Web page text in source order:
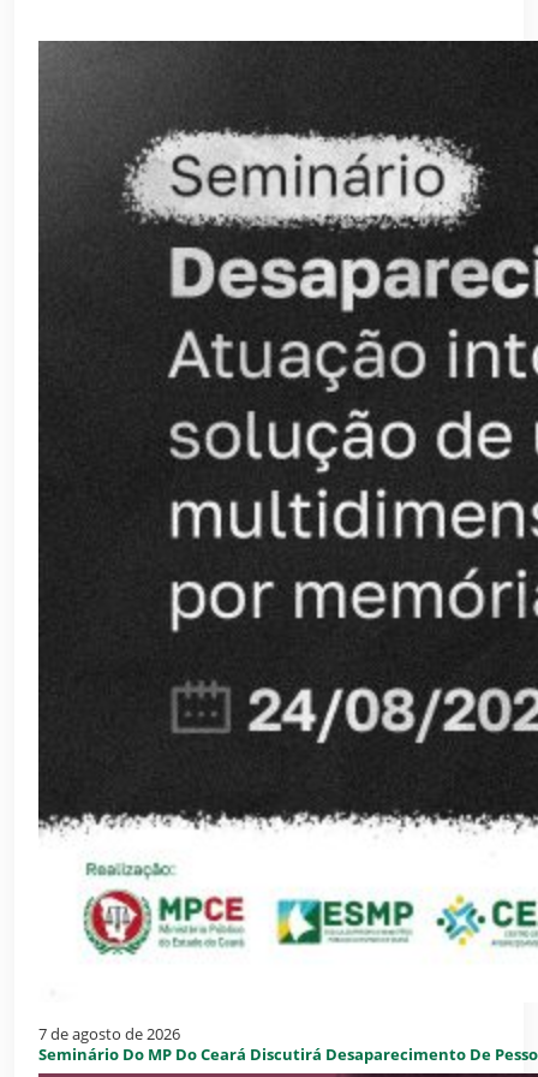
Janeiro 2024
Fevereiro 2024
Maio 2024
Agosto 2024
Novembro 2024
Setembro 2024
Dezembro 2024
7 de agosto de 2026
Seminário Do MP Do Ceará Discutirá Desaparecimento De